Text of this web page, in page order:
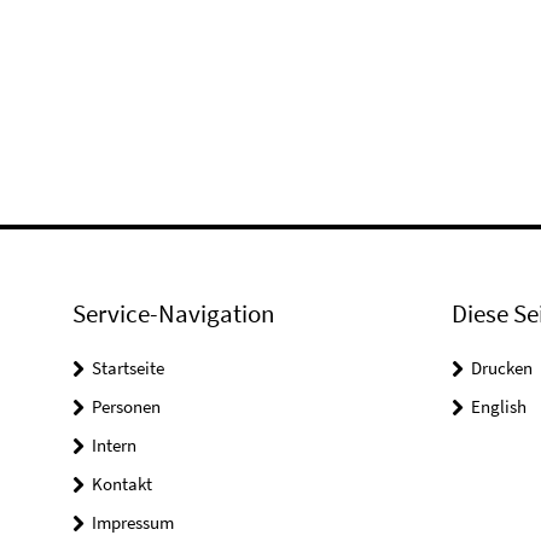
Service-Navigation
Startseite
Personen
Intern
Kontakt
Impressum
Diese
Drucken
English